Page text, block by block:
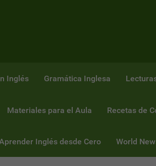
Inglés Gramática Inglesa
Materiales para el Aula Recetas de
Inglés desde Cero World